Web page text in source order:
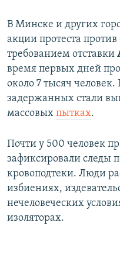
В Минске и других
акции протеста
требованием отставки
время первых дней
около 7 тысяч человек.
задержанных стали
массовых пытках.
Почти у 500 человек
зафиксировали следы
кровоподтеки. Люди
избиениях,
нечеловеческих
изоляторах.